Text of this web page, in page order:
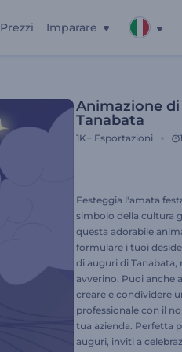
Prezzi Imparare
Animazione
Tanabata
1K+ Esportazioni
Festeggia l'amata
simbolo della cultura
questa adorabile
formulare i tuoi
di auguri di Tanabata,
avverino. Puoi anche
creare e condividere
professionale con il
tua azienda. Perfetta
auguri, inviti a